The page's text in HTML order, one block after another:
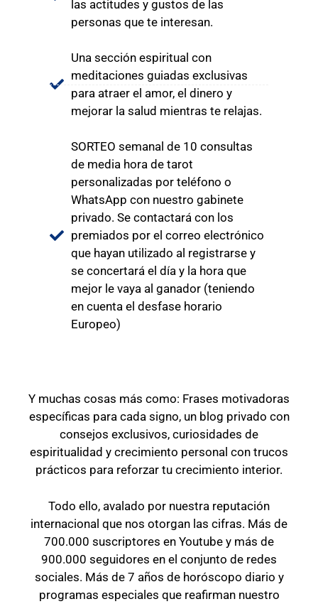
las actitudes y gustos de las
personas que te interesan.
Una sección espiritual con
meditaciones guiadas exclusivas
para atraer el amor, el dinero y
mejorar la salud mientras te relajas.
SORTEO semanal de 10 consultas
de media hora de tarot
personalizadas por teléfono o
WhatsApp con nuestro gabinete
privado. Se contactará con los
premiados por el correo electrónico
que hayan utilizado al registrarse y
se concertará el día y la hora que
mejor le vaya al ganador (teniendo
en cuenta el desfase horario
Europeo)
Y muchas cosas más como: Frases motivadoras
específicas para cada signo, un blog privado con
consejos exclusivos, curiosidades de
espiritualidad y crecimiento personal con trucos
prácticos para reforzar tu crecimiento interior.
Todo ello, avalado por nuestra reputación
internacional que nos otorgan las cifras. Más de
700.000 suscriptores en Youtube y más de
900.000 seguidores en el conjunto de redes
sociales. Más de 7 años de horóscopo diario y
programas especiales que reafirman nuestro